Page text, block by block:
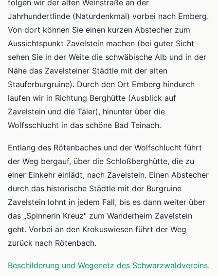
folgen wir der alten Weinstraße an der
Jahrhundertlinde (Naturdenkmal) vorbei nach Emberg.
Von dort können Sie einen kurzen Abstecher zum
Aussichtspunkt Zavelstein machen (bei guter Sicht
sehen Sie in der Weite die schwäbische Alb und in der
Nähe das Zavelsteiner Städtle mit der alten
Stauferburgruine). Durch den Ort Emberg hindurch
laufen wir in Richtung Berghütte (Ausblick auf
Zavelstein und die Täler), hinunter über die
Wolfsschlucht in das schöne Bad Teinach.
Entlang des Rötenbaches und der Wolfschlucht führt
der Weg bergauf, über die Schloßberghütte, die zu
einer Einkehr einlädt, nach Zavelstein. Einen Abstecher
durch das historische Städtle mit der Burgruine
Zavelstein lohnt in jedem Fall, bis es dann weiter über
das „Spinnerin Kreuz“ zum Wanderheim Zavelstein
geht. Vorbei an den Krokuswiesen führt der Weg
zurück nach Rötenbach.
Beschilderung und Wegenetz des Schwarzwaldvereins.